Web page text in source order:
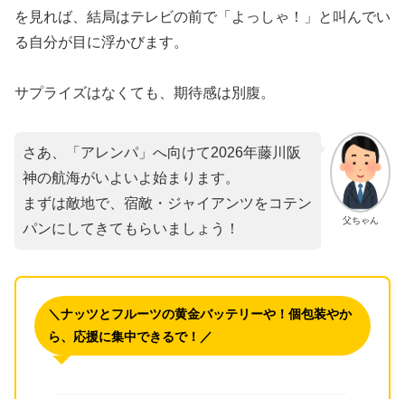
を見れば、結局はテレビの前で「よっしゃ！」と叫んでい
る自分が目に浮かびます。
​サプライズはなくても、期待感は別腹。
父ちゃん
さあ、「アレンパ」へ向けて2026年藤川阪
神の航海がいよいよ始まります。
まずは敵地で、宿敵・ジャイアンツをコテン
パンにしてきてもらいましょう！
＼ナッツとフルーツの黄金バッテリーや！個包装やか
ら、応援に集中できるで！／